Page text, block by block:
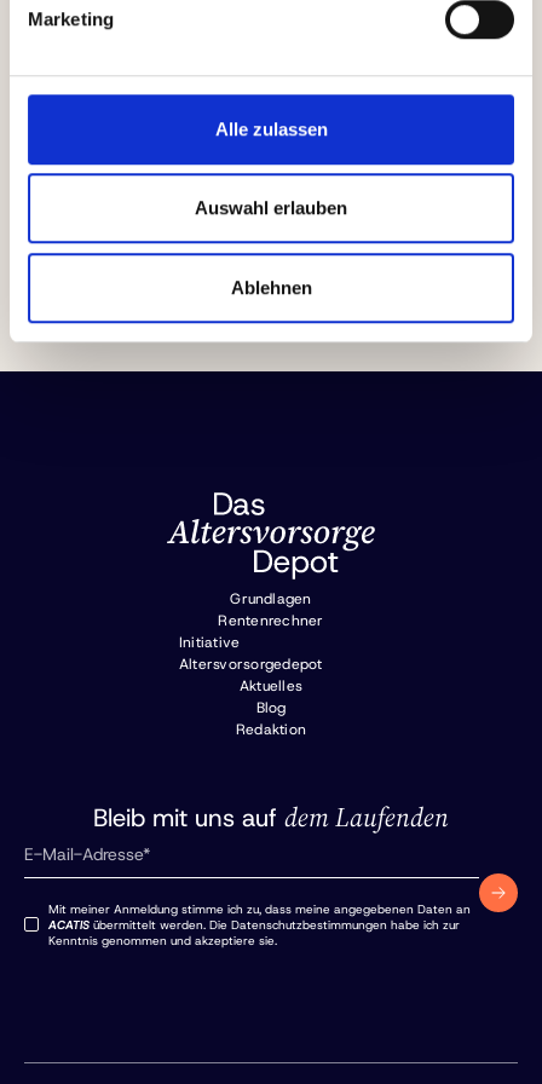
Marketing
Alle zulassen
Auswahl erlauben
Ablehnen
Wenn der Bundeskanzler die
gesetzliche Rente auf eine ›Basisrente‹ herunter
der Sozialdemokratie treffen."Die SPD-Vorsitzende und
BundessozialministerinBärbel Basbefand:„Eine
ordentliche Rente nach einem Leben voller Arbeit ist
Grundlagen
Rentenrechner
Initiative
Altersvorsorgedepot
Aktuelles
Blog
Redaktion
Bleib mit uns auf dem Laufenden
Mit meiner Anmeldung stimme ich zu, dass meine angegebenen Daten an
ACATIS übermittelt werden. Die Datenschutzbestimmungen habe ich zur
Kenntnis genommen und akzeptiere sie.